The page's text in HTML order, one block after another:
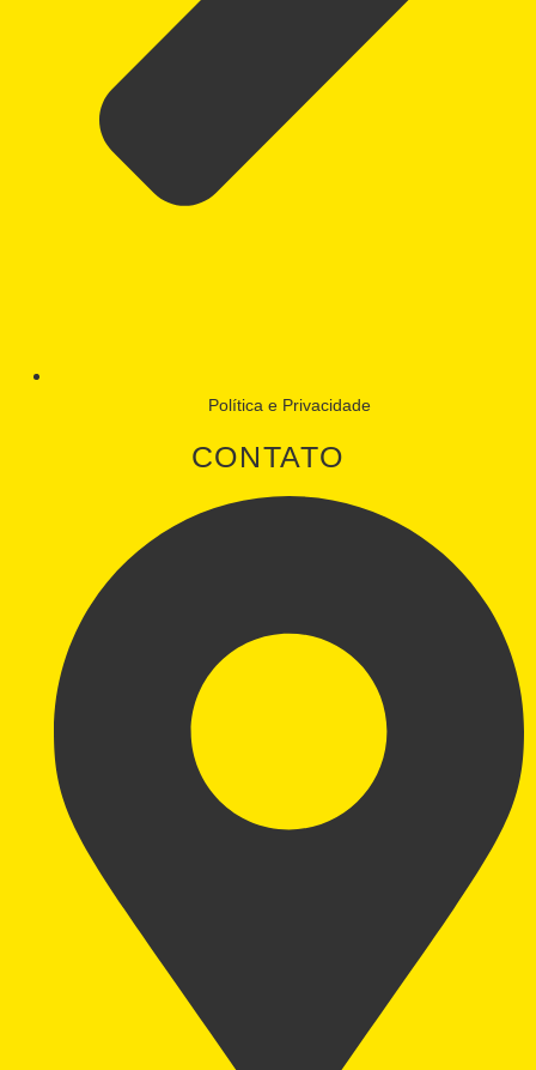
Política e Privacidade
CONTATO